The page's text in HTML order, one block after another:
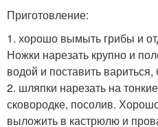
Приготовление:
1. хорошо вымыть грибы и
Ножки нарезать крупно и
водой и поставить
2. шляпки нарезать на
сковородке, посолив.
выложить в кастрюлю и